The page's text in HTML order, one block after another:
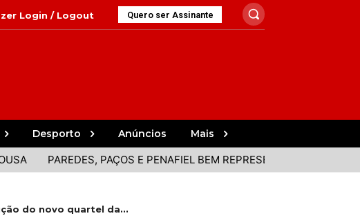
Login / Logout Quero ser Assinante
Desporto Anúncios Mais
PAREDES, PAÇOS E PENAFIEL BEM REPRESENTADOS NA VOLTA
do novo quartel da...